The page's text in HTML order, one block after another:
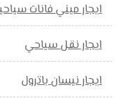
ايجار ميني فانات
ايجار نقل سياحي
ايجار نيسان باترول